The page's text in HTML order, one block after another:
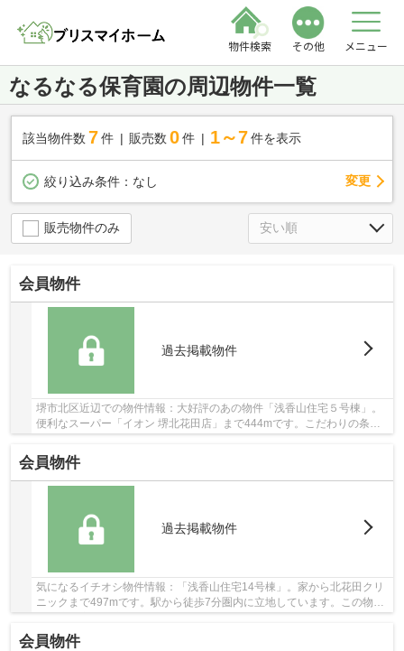
物件検索 その他 メニュー
なるなる保育園の周辺物件一覧
該当物件数 7件 販売数 0 件 1～7 件を表示
絞り込み条件： なし 変更
販売物件のみ
会員物件
過去掲載物件
堺市北区近辺での物件情報：大好評のあの物件「浅香山住宅５号棟」。
便利なスーパー「イオン 堺北花田店」まで444mです。こだわりの条件
会員物件
過去掲載物件
気になるイチオシ物件情報：「浅香山住宅14号棟」。家から北花田クリ
ニックまで497mです。駅から徒歩7分圏内に立地しています。この物件
会員物件